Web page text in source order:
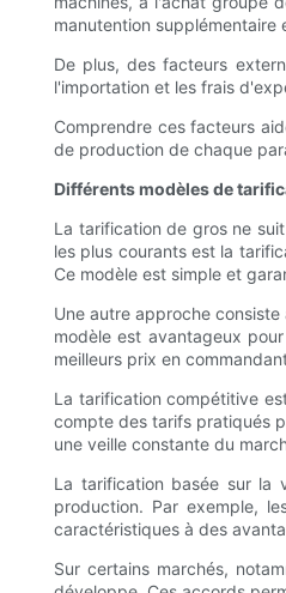
manutention supplémentaire
De plus, des facteurs
l'importation et les frais
Comprendre ces facteurs
de production de chaque
Différents modèles de
La tarification de gros ne
les plus courants est la
Ce modèle est simple et
Une autre approche
modèle est avantageux
meilleurs prix en
La tarification compétitive
compte des tarifs pratiqués
une veille constante du
La tarification basée sur la
production. Par exemple,
caractéristiques à des
Sur certains marchés,